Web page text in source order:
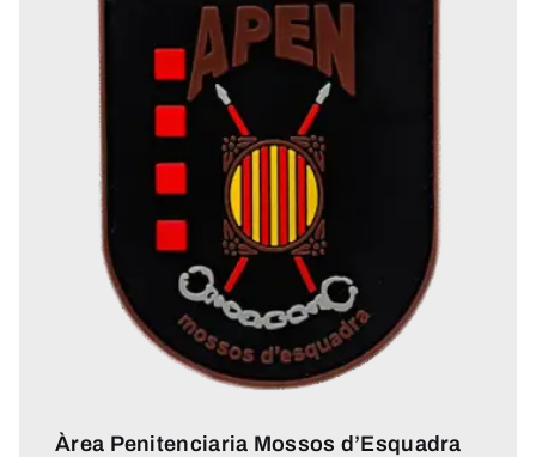
Àrea Penitenciaria Mossos d’Esquadra